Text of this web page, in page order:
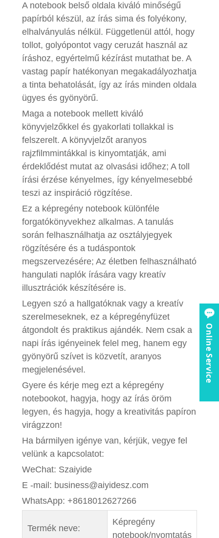
A notebook belső oldala kiváló minőségű
papírból készül, az írás sima és folyékony,
elhalványulás nélkül. Függetlenül attól, hogy
tollot, golyópontot vagy ceruzát használ az
íráshoz, egyértelmű kézírást mutathat be. A
vastag papír hatékonyan megakadályozhatja
a tinta behatolását, így az írás minden oldala
ügyes és gyönyörű.
Maga a notebook mellett kiváló
könyvjelzőkkel és gyakorlati tollakkal is
felszerelt. A könyvjelzőt aranyos
rajzfilmmintákkal is kinyomtatják, ami
érdeklődést mutat az olvasási időhez; A toll
írási érzése kényelmes, így kényelmesebbé
teszi az inspiráció rögzítése.
Ez a képregény notebook különféle
forgatókönyvekhez alkalmas. A tanulás
során felhasználhatja az osztályjegyek
rögzítésére és a tudáspontok
megszervezésére; Az életben felhasználható
hangulati naplók írására vagy kreatív
illusztrációk készítésére is.
Legyen szó a hallgatóknak vagy a kreatív
szerelmeseknek, ez a képregényfüzet
átgondolt és praktikus ajándék. Nem csak a
napi írás igényeinek felel meg, hanem egy
gyönyörű szívet is közvetít, aranyos
megjelenésével.
Gyere és kérje meg ezt a képregény
notebookot, hagyja, hogy az írás öröm
legyen, és hagyja, hogy a kreativitás papíron
virágzzon!
Ha bármilyen igénye van, kérjük, vegye fel
velünk a kapcsolatot:
WeChat: Szaiyide
E -mail: business@aiyidesz.com
WhatsApp: +8618012627266
Termék neve:
Képregény
notebook/nyomtatás
Online Service